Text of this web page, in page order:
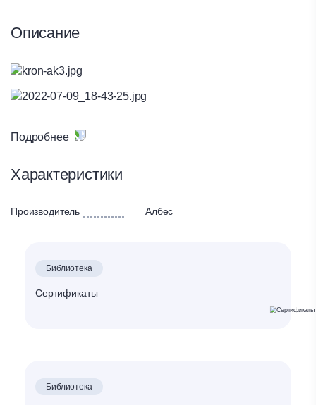
Описание
Подробнее
Характеристики
Производитель Албес
Библиотека
Сертификаты
Библиотека